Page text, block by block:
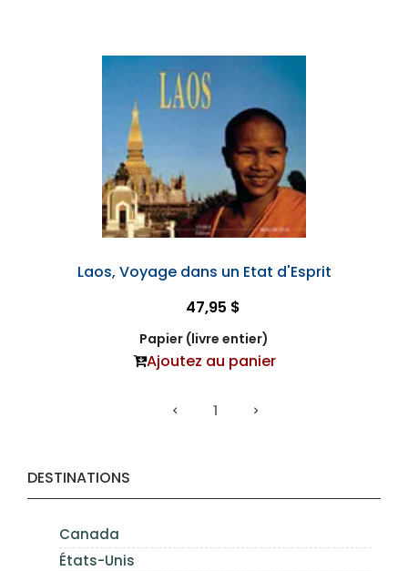
DESTINATIONS
Canada
États-Unis
Laos, Voyage dans un Etat d'Esprit
47,95 $
Papier (livre entier)
Ajoutez au panier
1